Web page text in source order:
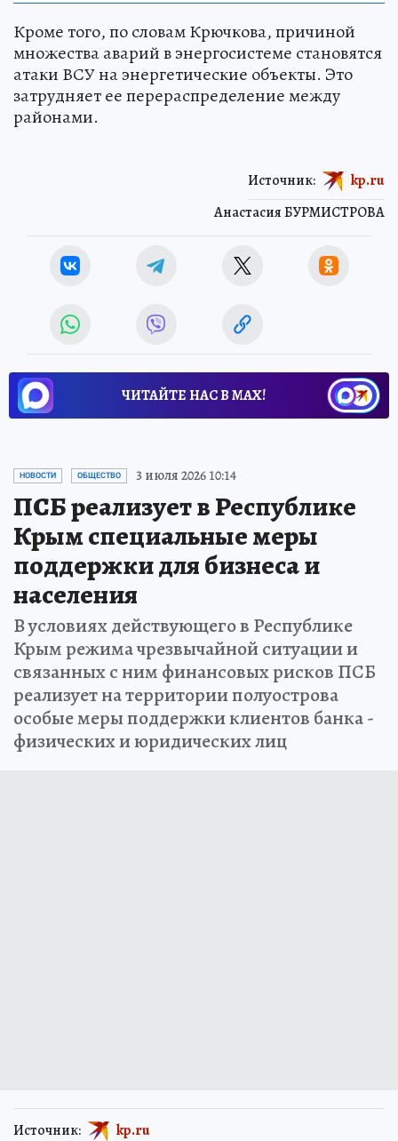
Кроме того, по словам Крючкова, причиной
множества аварий в энергосистеме становятся
атаки ВСУ на энергетические объекты. Это
затрудняет ее перераспределение между
районами.
Анастасия БУРМИСТРОВА
Источник: kp.ru
ЧИТАЙТЕ НАС В МАХ!
НОВОСТИ ОБЩЕСТВО 3 июля 2026 10:14
ПСБ реализует в Республике
Крым специальные меры
поддержки для бизнеса и
населения
В условиях действующего в Республике
Крым режима чрезвычайной ситуации и
связанных с ним финансовых рисков ПСБ
реализует на территории полуострова
особые меры поддержки клиентов банка -
физических и юридических лиц
Источник: kp.ru